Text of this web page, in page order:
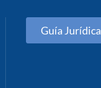
Guía Jurídica